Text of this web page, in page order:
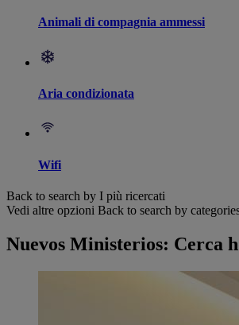
Animali di compagnia ammessi
Aria condizionata
Wifi
Back to search by I più ricercati
Vedi altre opzioni Back to search by
Nuevos Ministerios: Cerca